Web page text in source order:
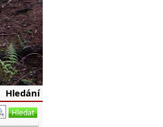
Hledání